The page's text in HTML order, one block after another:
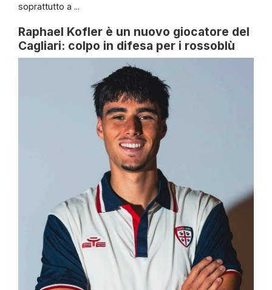
soprattutto a ...
Raphael Kofler è un nuovo giocatore del
Cagliari: colpo in difesa per i rossoblù